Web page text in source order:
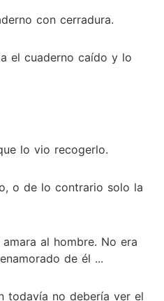
con cerradura.
el cuaderno caído y lo
lo vio recogerlo.
o de lo contrario solo la
al hombre. No era
de él ...
todavía no debería ver el